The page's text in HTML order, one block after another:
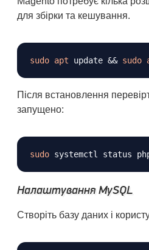
для збірки та кешування.
sudo apt update && sudo
Після встановлення
запущено:
sudo
Налаштування MySQL
Створіть базу даних і